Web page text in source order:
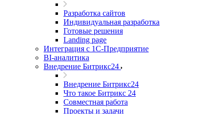
Разработка сайтов
Индивидуальная разработка
Готовые решения
Landing page
Интеграция с 1С-Предприятие
BI-аналитика
Внедрение Битрикс24
Внедрение Битрикс24
Что такое Битрикс 24
Совместная работа
Проекты и задачи